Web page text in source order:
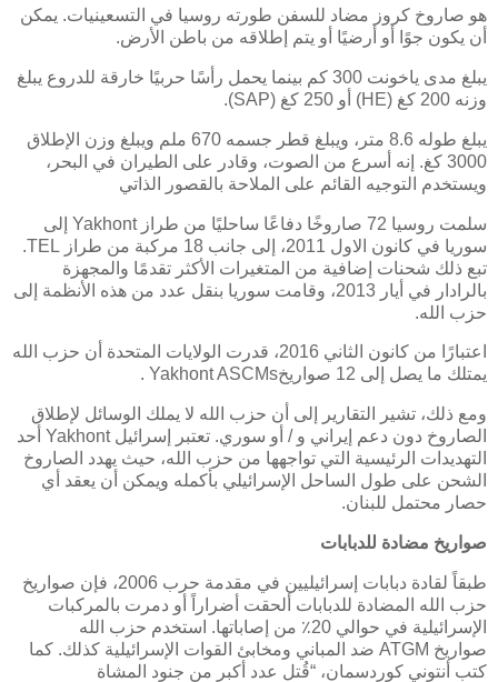
هو صاروخ كروز مضاد للسفن طورته روسيا في التسعينيات. يمكن
أن يكون جوًا أو أرضيًا أو يتم إطلاقه من باطن الأرض.
يبلغ مدى ياخونت 300 كم بينما يحمل رأسًا حربيًا خارقة للدروع يبلغ
وزنه 200 كغ
(HE) أو 250 كغ (SAP)
.
يبلغ طوله 8.6 متر، ويبلغ قطر جسمه 670 ملم ويبلغ وزن الإطلاق
3000 كغ. إنه أسرع من الصوت، وقادر على الطيران في البحر،
ويستخدم التوجيه القائم على الملاحة بالقصور الذاتي
سلمت روسيا 72 صاروخًا دفاعًا ساحليًا من طراز Yakhont إلى
سوريا في كانون الاول 2011، إلى جانب 18 مركبة من طراز
TEL
.
تبع ذلك شحنات إضافية من المتغيرات الأكثر تقدمًا والمجهزة
بالرادار في أيار 2013، وقامت سوريا بنقل عدد من هذه الأنظمة إلى
حزب الله.
اعتبارًا من كانون الثاني 2016، قدرت الولايات المتحدة أن حزب الله
يمتلك ما يصل إلى 12 صواريخ
Yakhont ASCMs
.
ومع ذلك، تشير التقارير إلى أن حزب الله لا يملك الوسائل لإطلاق
الصاروخ دون دعم إيراني و / أو سوري. تعتبر إسرائيلYakhont أحد
التهديدات الرئيسية التي تواجهها من حزب الله، حيث يهدد الصاروخ
الشحن على طول الساحل الإسرائيلي بأكمله ويمكن أن يعقد أي
حصار محتمل للبنان.
صواريخ مضادة للدبابات
طبقاً لقادة دبابات إسرائيليين في مقدمة حرب 2006، فإن صواريخ
حزب الله المضادة للدبابات ألحقت أضراراً أو دمرت بالمركبات
الإسرائيلية في حوالي 20٪ من إصاباتها. استخدم حزب الله
صواريخ ATGM ضد المباني ومخابئ القوات الإسرائيلية كذلك. كما
كتب أنتوني كوردسمان، “قُتل عدد أكبر من جنود المشاة